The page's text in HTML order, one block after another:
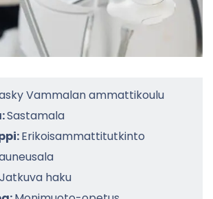
Vammalan ammattikoulu
Sastamala
Erikoisammattitutkinto
Jatkuva haku